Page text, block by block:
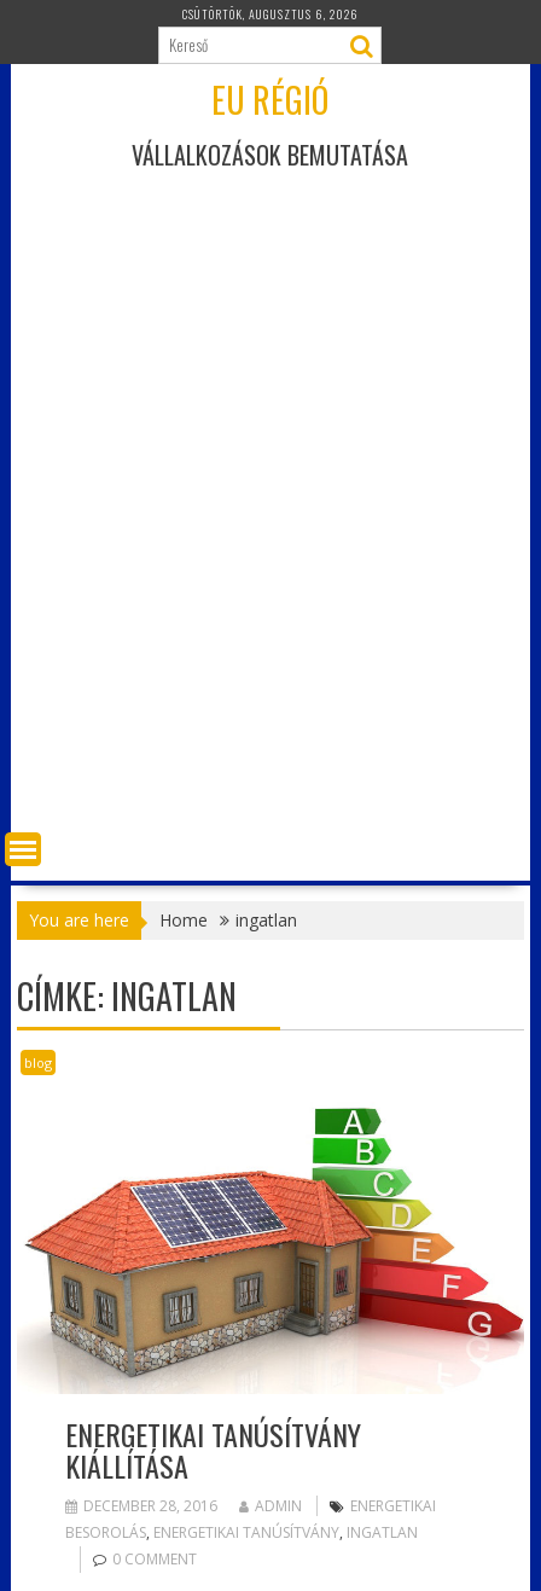
content
CSÜTÖRTÖK, AUGUSZTUS 6, 2026
EU RÉGIÓ
VÁLLALKOZÁSOK BEMUTATÁSA
You are here Home ingatlan
CÍMKE: INGATLAN
blog
ENERGETIKAI TANÚSÍTVÁNY
KIÁLLÍTÁSA
DECEMBER 28, 2016 ADMIN
ENERGETIKAI
BESOROLÁS, ENERGETIKAI TANÚSÍTVÁNY, INGATLAN
0 COMMENT